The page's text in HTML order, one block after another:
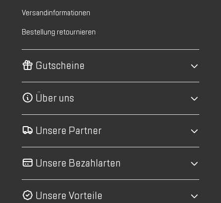
Versandinformationen
Bestellung retournieren
Gutscheine
Über uns
Unsere Partner
Unsere Bezahlarten
Unsere Vorteile